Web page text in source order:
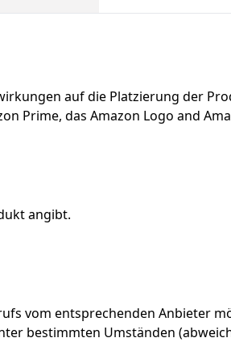
auf die Platzierung der
Prime, das Amazon Logo and
angibt.
vom entsprechenden Anbieter
bestimmten Umständen